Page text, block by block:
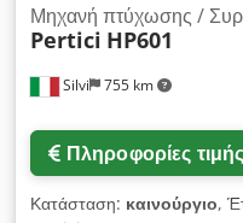
Silvi 755 km
Μηχανή πτύχωσης /
Pertici HP601
Πληροφορίες τιμής
Κατάσταση: καινούργιο,